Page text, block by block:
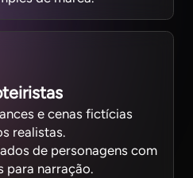
e cenas fictícias
realistas.
de personagens com
para narração.